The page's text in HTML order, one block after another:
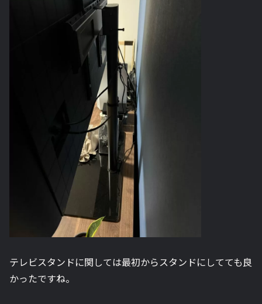
テレビスタンドに関しては最初からスタンドにしてても良
かったですね。